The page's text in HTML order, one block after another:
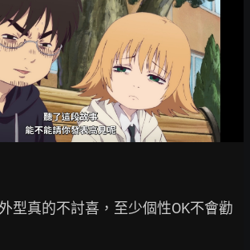
型真的不討喜，至少個性OK不會勸